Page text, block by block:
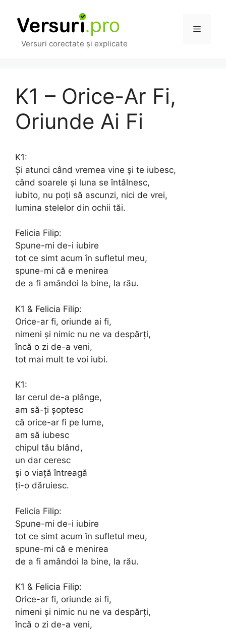
conținut
Versuri corectate și explicate
Meniu
K1 – Orice-Ar Fi,
Oriunde Ai Fi
K1:
Și atunci când vremea vine și te iubesc,
când soarele și luna se întâlnesc,
iubito, nu poți să ascunzi, nici de vrei,
lumina stelelor din ochii tăi.
Felicia Filip:
Spune-mi de-i iubire
tot ce simt acum în sufletul meu,
spune-mi că e menirea
de a fi amândoi la bine, la rău.
K1 & Felicia Filip:
Orice-ar fi, oriunde ai fi,
nimeni și nimic nu ne va despărți,
încă o zi de-a veni,
tot mai mult te voi iubi.
K1:
Iar cerul de-a plânge,
am să-ți șoptesc
că orice-ar fi pe lume,
am să iubesc
chipul tău blând,
un dar ceresc
și o viață întreagă
ți-o dăruiesc.
Felicia Filip:
Spune-mi de-i iubire
tot ce simt acum în sufletul meu,
spune-mi că e menirea
de a fi amândoi la bine, la rău.
K1 & Felicia Filip:
Orice-ar fi, oriunde ai fi,
nimeni și nimic nu ne va despărți,
încă o zi de-a veni,